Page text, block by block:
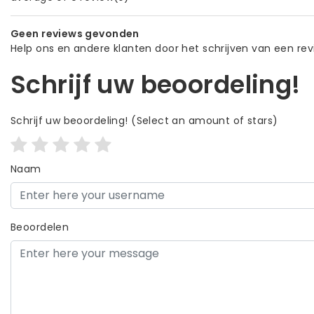
Geen reviews gevonden
Help ons en andere klanten door het schrijven van een
Schrijf uw beoordeling!
Schrijf uw beoordeling! (Select an amount of stars)
Naam
Beoordelen